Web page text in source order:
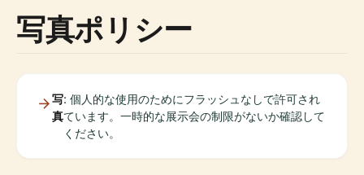
写真ポリシー
写
真
: 個人的な使用のためにフラッシュなしで許可され
ています。一時的な展示会の制限がないか確認して
ください。